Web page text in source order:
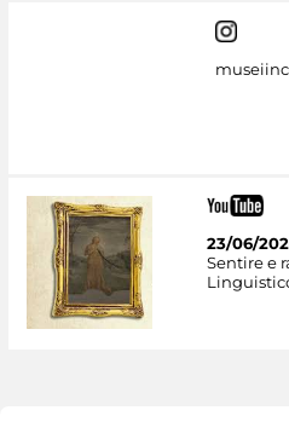
23/06/
Sentire e